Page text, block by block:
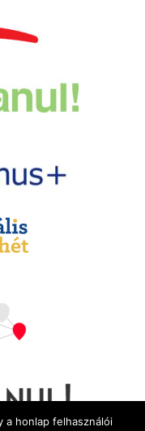
a honlap felhasználói